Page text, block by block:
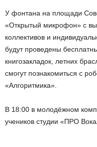
У фонтана на площади
«Открытый микрофон» с
коллективов и
будут проведены
книгозакладок, летних
смогут познакомиться с
«Алгоритмика».
В 18:00 в молодёжном
учеников студии «ПРО